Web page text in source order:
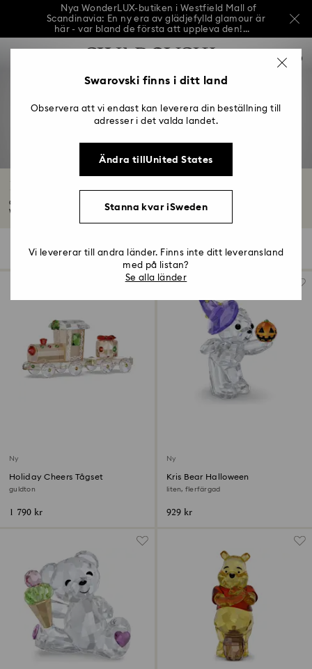
Nya WonderLUX-butiken i Westfield Mall of
Scandinavia: En ny era av glädjefylld glamour är
här - var bland de första att uppleva den!...
Nya WonderLUX-butiken i Westfield Mall of
Nya WonderLUX-butiken i Westfield Mall of
här - var bland de första att uppleva den!...
Figurer och karaktärer
Ge liv åt dina favoritkaraktärer med våra samlarfigurer. Från Disney- och
Warner...
147 Resultat Filter
Filter Sortera efter
Sortera
Ny
Holiday Cheers Tågset
guldton
1 790 kr
Ny
Kris Bear Halloween
liten, flerfärgad
929 kr
Swarovski finns i ditt land
Observera att vi endast kan leverera din beställning till
adresser i det valda landet.
Ändra tillUnited States
Stanna kvar iSweden
Vi levererar till andra länder. Finns inte ditt leveransland
med på listan?
Se alla länder